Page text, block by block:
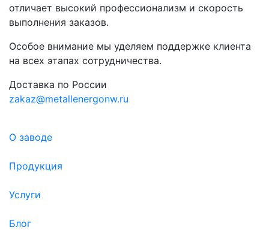
отличает высокий профессионализм и скорость
выполнения заказов.
Особое внимание мы уделяем поддержке клиента
на всех этапах сотрудничества.
Доставка по России
zakaz@metallenergonw.ru
О заводе
Продукция
Услуги
Блог